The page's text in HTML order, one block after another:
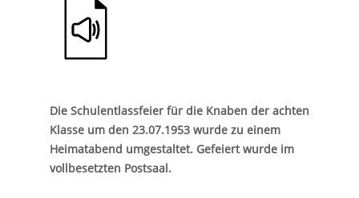
Die Schulentlassfeier für die Knaben der achten
Klasse um den 23.07.1953 wurde zu einem
Heimatabend umgestaltet. Gefeiert wurde im
vollbesetzten Postsaal.